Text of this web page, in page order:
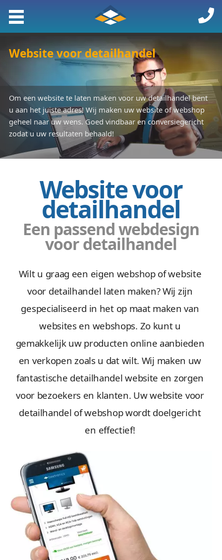
Website voor
detailhandel
Een passend webdesign
voor detailhandel
Wilt u graag een eigen webshop of website
voor detailhandel laten maken? Wij zijn
gespecialiseerd in het op maat maken van
websites en webshops. Zo kunt u
gemakkelijk uw producten online aanbieden
en verkopen zoals u dat wilt. Wij maken uw
fantastische detailhandel website en zorgen
voor bezoekers en klanten. Uw website voor
detailhandel of webshop wordt doelgericht
en effectief!
Website voor detailhandel
Om een website te laten maken voor uw detailhandel bent
u aan het juiste adres! Wij maken uw website of webshop
geheel naar uw wens. Goed vindbaar en conversiegericht
zodat u uw resultaten behaald!